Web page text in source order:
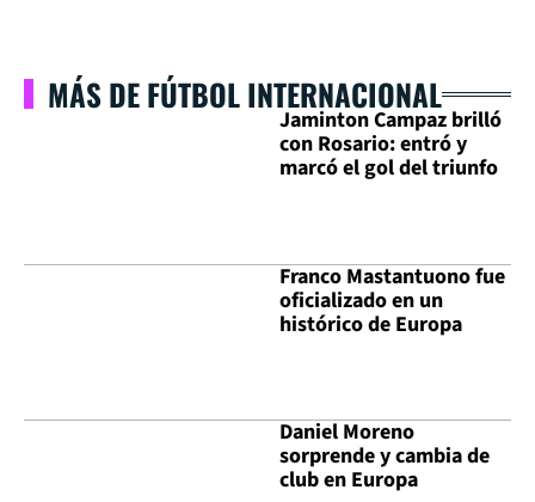
MÁS DE FÚTBOL INTERNACIONAL
Jaminton Campaz brilló
con Rosario: entró y
marcó el gol del triunfo
Franco Mastantuono fue
oficializado en un
histórico de Europa
Daniel Moreno
sorprende y cambia de
club en Europa